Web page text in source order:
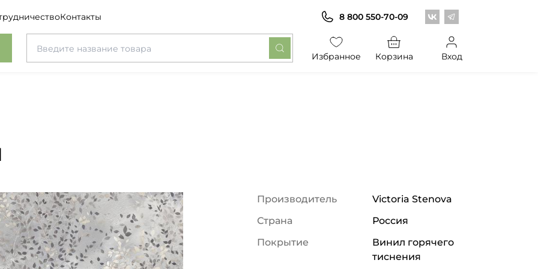
Контакты Центр обоев во
Центр обоев в
8 800 550-70-09
Избранное Корзина Вход
Производитель
Victoria Stenova
Страна
Россия
Покрытие
Винил горячего
тиснения